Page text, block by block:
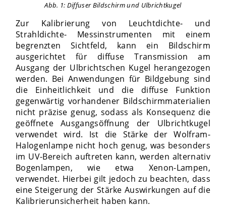
Abb. 1: Diffuser Bildschirm und Ulbrichtkugel
Zur Kalibrierung von Leuchtdichte- und
Strahldichte- Messinstrumenten mit einem
begrenzten Sichtfeld, kann ein Bildschirm
ausgerichtet für diffuse Transmission am
Ausgang der Ulbrichtschen Kugel herangezogen
werden. Bei Anwendungen für Bildgebung sind
die Einheitlichkeit und die diffuse Funktion
gegenwärtig vorhandener Bildschirmmaterialien
nicht präzise genug, sodass als Konsequenz die
geöffnete Ausgangsöffnung der Ulbrichtkugel
verwendet wird. Ist die Stärke der Wolfram-
Halogenlampe nicht hoch genug, was besonders
im UV-Bereich auftreten kann, werden alternativ
Bogenlampen, wie etwa Xenon-Lampen,
verwendet. Hierbei gilt jedoch zu beachten, dass
eine Steigerung der Stärke Auswirkungen auf die
Kalibrierunsicherheit haben kann.